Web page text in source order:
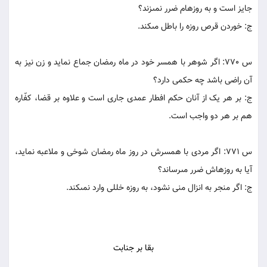
جايز است و به روزه‏ام ضرر نمى‏زند؟
ج: خوردن قرص روزه را باطل مى‏کند.
س 770: اگر شوهر با همسر خود در ماه رمضان جماع نمايد و زن نيز به
آن راضى باشد چه حکمى دارد؟
ج: بر هر يک از آنان حکم افطار عمدى جارى است و علاوه بر قضا، کفّاره
هم بر هر دو واجب است.
س 771: اگر مردى با همسرش در روز ماه رمضان شوخى و ملاعبه نمايد،
آيا به روزه‏اش ضرر مى‏رساند؟
ج: اگر منجر به انزال منى نشود، به روزه خللى وارد نمى‏کند.
بقا‏ بر جنابت